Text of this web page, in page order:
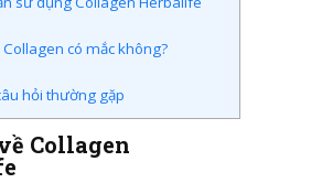
có mắc không?
hỏi thường gặp
Collagen